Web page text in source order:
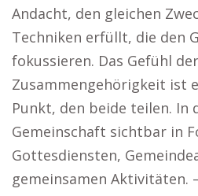
Andacht, den gleichen
Techniken erfüllt, die den
fokussieren. Das Gefühl der
Zusammengehörigkeit ist
Punkt, den beide teilen. In
Gemeinschaft sichtbar in
Gottesdiensten,
gemeinsamen Aktivitäten.